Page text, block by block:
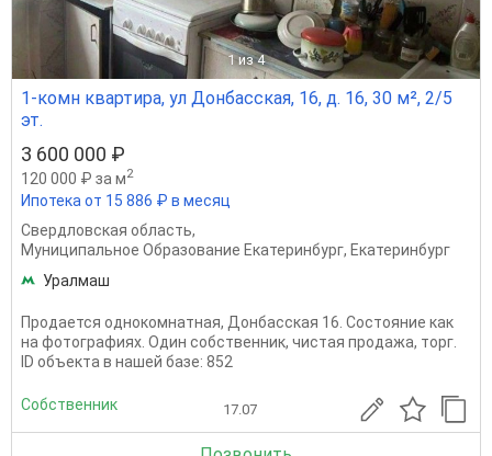
1 из 4
1-комн квартира, ул Донбасская, 16, д. 16, 30 м², 2/5
эт.
3 600 000 ₽
120 000 ₽ за м2
Ипотека от 15 886 ₽ в месяц
Свердловская область,
Муниципальное Образование Екатеринбург, Екатеринбург
Уралмаш
Продается однокомнатная, Донбасская 16. Состояние как
на фотографиях. Один собственник, чистая продажа, торг.
ID объекта в нашей базе: 852
Собственник 17.07